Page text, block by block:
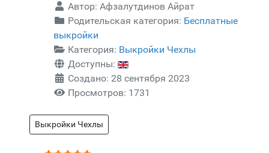
Автор: Афзалутдинов Айрат
Родительская категория: Бесплатные
выкройки
Категория: Выкройки Чехлы
Доступны:
Создано: 28 сентября 2023
Просмотров: 1731
Выкройки Чехлы